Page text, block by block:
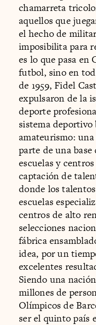
chamarreta
aquellos que
el hecho de
imposibilita para
es lo que pasa en
futbol, sino en
de 1959, Fidel
expulsaron de la
deporte
sistema deportivo
amateurismo:
parte de una
escuelas y
captación de
donde los
escuelas
centros de alto
selecciones
fábrica
idea, por un
excelentes
Siendo una
millones de
Olímpicos de
ser el quinto país